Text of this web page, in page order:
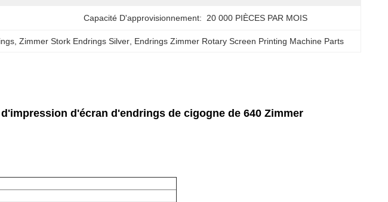
Capacité D'approvisionnement: 20 000 PIÈCES PAR MOIS
, Zimmer Stork Endrings Silver, Endrings Zimmer Rotary Screen Printing Machine Parts
d'écran d'endrings de cigogne de 640 Zimmer